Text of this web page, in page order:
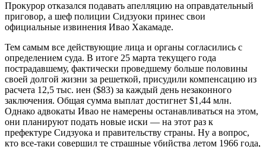
Прокурор отказался подавать апелляцию на оправдательный
приговор, а шеф полиции Сидзуоки принес свои
официальные извинения Ивао Хакамаде.
Тем самым все действующие лица и органы согласились с
определением суда. В итоге 25 марта текущего года
пострадавшему, фактически проведшему больше половины
своей долгой жизни за решеткой, присудили компенсацию из
расчета 12,5 тыс. иен ($83) за каждый день незаконного
заключения. Общая сумма выплат достигнет $1,44 млн.
Однако адвокаты Ивао не намерены останавливаться на этом,
они планируют подать новые иски — на этот раз к
префектуре Сидзуока и правительству страны. Ну а вопрос,
кто все-таки совершил те страшные убийства летом 1966 года,